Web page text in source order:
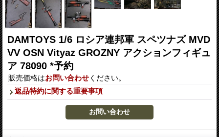
DAMTOYS 1/6 ロシア連邦軍 スペツナズ MVD
VV OSN Vityaz GROZNY アクションフィギュ
ア 78090 *予約
販売価格はお問い合わせ ください。
返品特約に関する重要事項